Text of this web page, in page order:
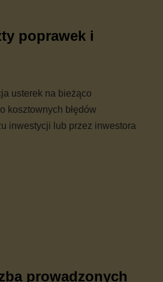
poprawek i
usterek na bieżąco
kosztownych błędów
inwestycji lub przez inwestora
prowadzonych